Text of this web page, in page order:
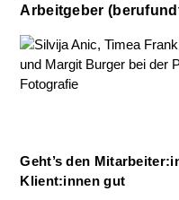
Arbeitgeber
Geht’s den
Klient:innen gut